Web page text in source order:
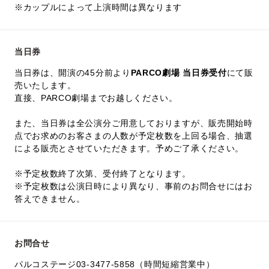
※カップルによって上演時間は異なります
当日券
当日券は、開演の45分前より PARCO劇場 当日券受付にて販
売いたします。
直接、PARCO劇場までお越しください。
また、当日券は全公演分ご用意しておりますが、販売開始時
点でお求めのお客さまの人数が予定枚数を上回る場合、抽選
による販売とさせていただきます。予めご了承ください。
※予定枚数終了次第、受付終了となります。
※予定枚数は公演日時により異なり、事前のお問合せにはお
答えできません。
お問合せ
パルコステージ03-3477-5858（時間短縮営業中）